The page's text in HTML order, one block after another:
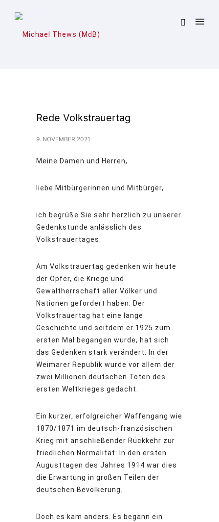
Rede Volkstrauertag
9. NOVEMBER 2021
Meine Damen und Herren,
liebe Mitbürgerinnen und Mitbürger,
ich begrüße Sie sehr herzlich zu unserer
Gedenkstunde anlässlich des
Volkstrauertages.
Am Volkstrauertag gedenken wir heute
der Opfer, die Kriege und
Gewaltherrschaft aller Völker und
Nationen gefordert haben. Der
Volkstrauertag hat eine lange
Geschichte und seitdem er 1925 zum
ersten Mal begangen wurde, hat sich
das Gedenken stark verändert. In der
Weimarer Republik wurde vor allem der
zwei Millionen deutschen Toten des
ersten Weltkrieges gedacht.
Ein kurzer, erfolgreicher Waffengang wie
1870/1871 im deutsch-französischen
Krieg mit anschließender Rückkehr zur
friedlichen Normalität: In den ersten
Augusttagen des Jahres 1914 war dies
die Erwartung in großen Teilen der
deutschen Bevölkerung.
Doch es kam anders. Es begann ein